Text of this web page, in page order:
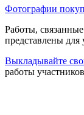
Фотографии
Работы,
представлены для
Выкладывайте
работы